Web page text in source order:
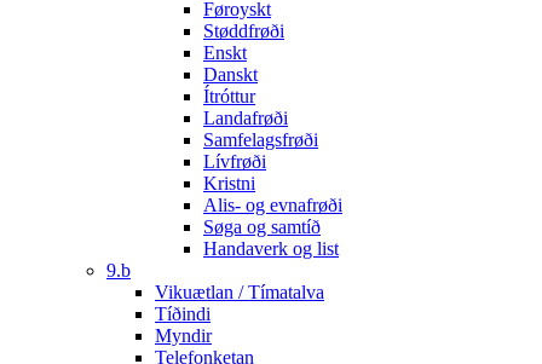
Føroyskt
Støddfrøði
Enskt
Danskt
Ítróttur
Landafrøði
Samfelagsfrøði
Lívfrøði
Kristni
Alis- og evnafrøði
Søga og samtíð
Handaverk og list
9.b
Vikuætlan / Tímatalva
Tíðindi
Myndir
Telefonketan